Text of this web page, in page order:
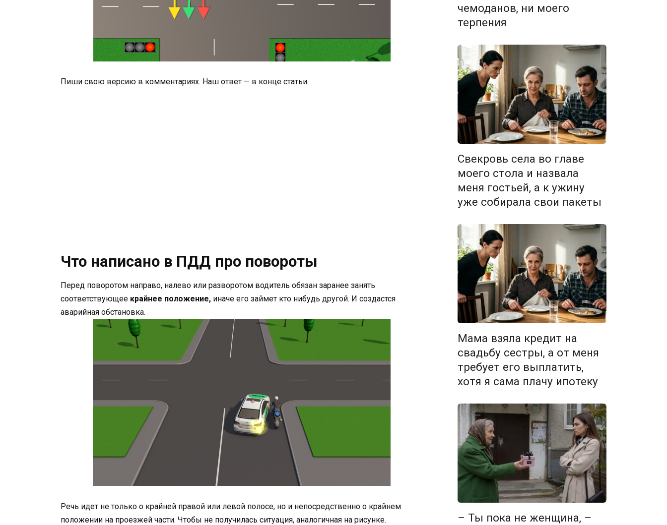
Пиши свою версию в комментариях. Наш ответ — в конце статьи.
Что написано в ПДД про повороты
Перед поворотом направо, налево или разворотом водитель обязан заранее занять
соответствующее крайнее положение, иначе его займет кто нибудь другой. И создастся
аварийная обстановка.
Речь идет не только о крайней правой или левой полосе, но и непосредственно о крайнем
положении на проезжей части. Чтобы не получилась ситуация, аналогичная на рисунке.
чемоданов, ни моего
терпения
Свекровь села во главе
моего стола и назвала
меня гостьей, а к ужину
уже собирала свои пакеты
Мама взяла кредит на
свадьбу сестры, а от меня
требует его выплатить,
хотя я сама плачу ипотеку
– Ты пока не женщина, –